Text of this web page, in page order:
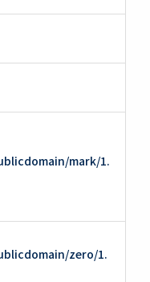
mark/1.
zero/1.